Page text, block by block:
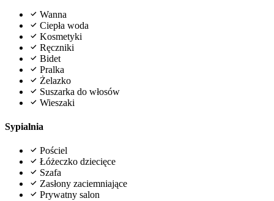
Wanna
Ciepła woda
Kosmetyki
Ręczniki
Bidet
Pralka
Żelazko
Suszarka do włosów
Wieszaki
Sypialnia
Pościel
Łóżeczko dziecięce
Szafa
Zasłony zaciemniające
Prywatny salon